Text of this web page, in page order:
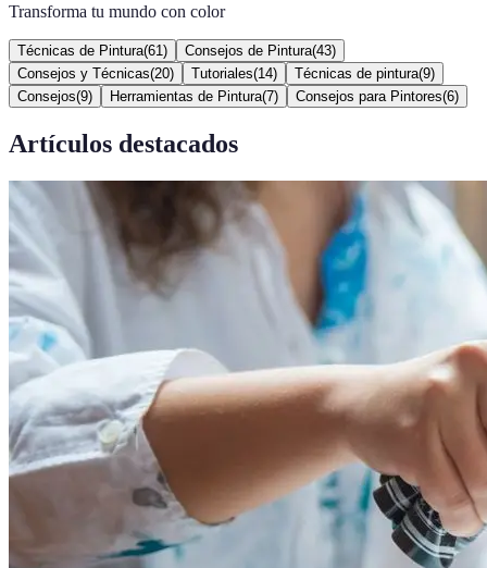
Transforma tu mundo con color
Técnicas de Pintura(61 ) Consejos de Pintura(43)
Consejos y Técnicas(20) Tutoriales(14) Técnicas de pintura(9)
Consejos(9) Herramientas de Pintura(7) Consejos para Pintores(6)
Artículos destacados